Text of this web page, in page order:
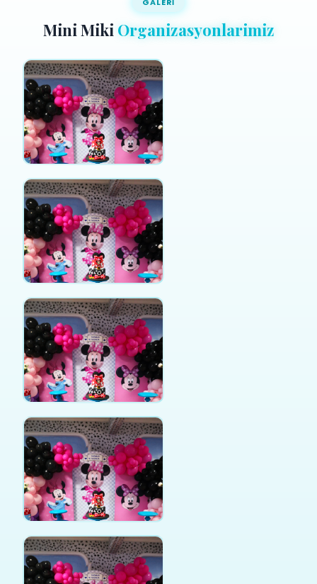
GALERI
Mini Miki Organizasyonlarimiz